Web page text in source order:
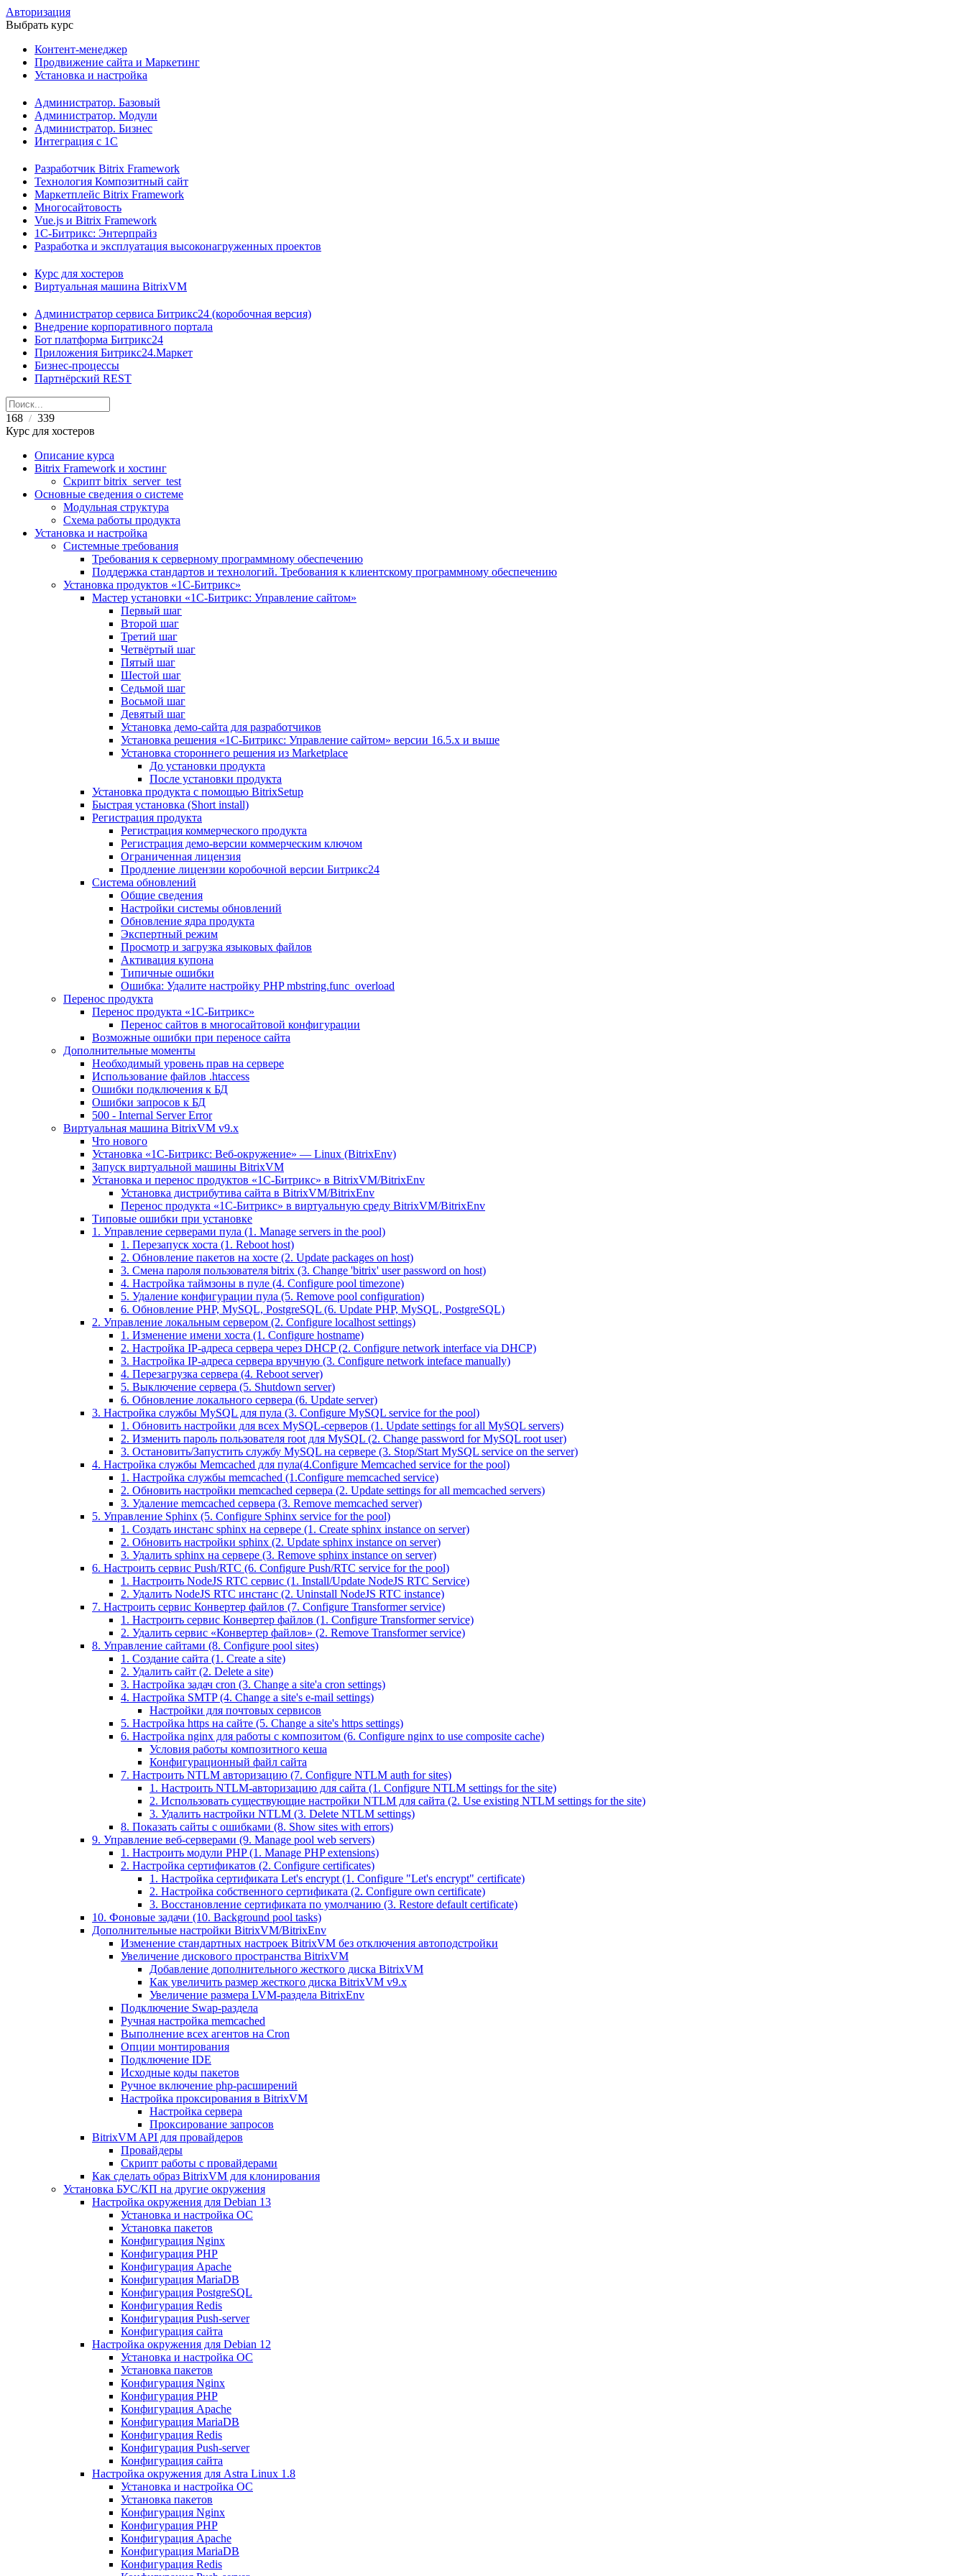
Авторизация
Выбрать курс
Контент-менеджер
Продвижение сайта и Маркетинг
Установка и настройка
Администратор. Базовый
Администратор. Модули
Администратор. Бизнес
Интеграция с 1С
Разработчик Bitrix Framework
Технология Композитный сайт
Маркетплейс Bitrix Framework
Многосайтовость
Vue.js и Bitrix Framework
1С-Битрикс: Энтерпрайз
Разработка и эксплуатация высоконагруженных проектов
Курс для хостеров
Виртуальная машина BitrixVM
Администратор сервиса Битрикс24 (коробочная версия)
Внедрение корпоративного портала
Бот платформа Битрикс24
Приложения Битрикс24.Маркет
Бизнес-процессы
Партнёрский REST
168 / 339
Курс для хостеров
Описание курса
Bitrix Framework и хостинг
Скрипт bitrix_server_test
Основные сведения о системе
Модульная структура
Схема работы продукта
Установка и настройка
Системные требования
Требования к серверному программному обеспечению
Поддержка стандартов и технологий. Требования к клиентскому программному обеспечению
Установка продуктов «1С-Битрикс»
Мастер установки «1C-Битрикс: Управление сайтом»
Первый шаг
Второй шаг
Третий шаг
Четвёртый шаг
Пятый шаг
Шестой шаг
Седьмой шаг
Восьмой шаг
Девятый шаг
Установка демо-сайта для разработчиков
Установка решения «1C-Битрикс: Управление сайтом» версии 16.5.х и выше
Установка стороннего решения из Marketplace
До установки продукта
После установки продукта
Установка продукта с помощью BitrixSetup
Быстрая установка (Short install)
Регистрация продукта
Регистрация коммерческого продукта
Регистрация демо-версии коммерческим ключом
Ограниченная лицензия
Продление лицензии коробочной версии Битрикс24
Система обновлений
Общие сведения
Настройки системы обновлений
Обновление ядра продукта
Экспертный режим
Просмотр и загрузка языковых файлов
Активация купона
Типичные ошибки
Ошибка: Удалите настройку PHP mbstring.func_overload
Перенос продукта
Перенос продукта «1C-Битрикс»
Перенос сайтов в многосайтовой конфигурации
Возможные ошибки при переносе сайта
Дополнительные моменты
Необходимый уровень прав на сервере
Использование файлов .htaccess
Ошибки подключения к БД
Ошибки запросов к БД
500 - Internal Server Error
Виртуальная машина BitrixVM v9.x
Что нового
Установка «1С-Битрикс: Веб-окружение» — Linux (BitrixEnv)
Запуск виртуальной машины BitrixVM
Установка и перенос продуктов «1С-Битрикс» в BitrixVM/BitrixEnv
Установка дистрибутива сайта в BitrixVM/BitrixEnv
Перенос продукта «1C-Битрикс» в виртуальную среду BitrixVM/BitrixEnv
Типовые ошибки при установке
1. Управление серверами пула (1. Manage servers in the pool)
1. Перезапуск хоста (1. Reboot host)
2. Обновление пакетов на хосте (2. Update packages on host)
3. Смена пароля пользователя bitrix (3. Change 'bitrix' user password on host)
4. Настройка таймзоны в пуле (4. Configure pool timezone)
5. Удаление конфигурации пула (5. Remove pool configuration)
6. Обновление PHP, MySQL, PostgreSQL (6. Update PHP, MySQL, PostgreSQL)
2. Управление локальным сервером (2. Configure localhost settings)
1. Изменение имени хоста (1. Configure hostname)
2. Настройка IP-адреса сервера через DHCP (2. Configure network interface via DHCP)
3. Настройка IP-адреса сервера вручную (3. Configure network inteface manually)
4. Перезагрузка сервера (4. Reboot server)
5. Выключение сервера (5. Shutdown server)
6. Обновление локального сервера (6. Update server)
3. Настройка службы MySQL для пула (3. Configure MySQL service for the pool)
1. Обновить настройки для всех MySQL-серверов (1. Update settings for all MySQL servers)
2. Изменить пароль пользователя root для MySQL (2. Change password for MySQL root user)
3. Остановить/Запустить службу MySQL на сервере (3. Stop/Start MySQL service on the server)
4. Настройка службы Memcached для пула(4.Configure Memcached service for the pool)
1. Настройка службы memcached (1.Configure memcached service)
2. Обновить настройки memcached сервера (2. Update settings for all memcached servers)
3. Удаление memcached сервера (3. Remove memcached server)
5. Управление Sphinx (5. Configure Sphinx service for the pool)
1. Создать инстанс sphinx на сервере (1. Create sphinx instance on server)
2. Обновить настройки sphinx (2. Update sphinx instance on server)
3. Удалить sphinx на сервере (3. Remove sphinx instance on server)
6. Настроить сервис Push/RTC (6. Configure Push/RTC service for the pool)
1. Настроить NodeJS RTC сервис (1. Install/Update NodeJS RTC Service)
2. Удалить NodeJS RTC инстанс (2. Uninstall NodeJS RTC instance)
7. Настроить сервис Конвертер файлов (7. Configure Transformer service)
1. Настроить сервис Конвертер файлов (1. Configure Transformer service)
2. Удалить сервис «Конвертер файлов» (2. Remove Transformer service)
8. Управление сайтами (8. Configure pool sites)
1. Создание сайта (1. Create a site)
2. Удалить сайт (2. Delete a site)
3. Настройка задач cron (3. Change a site'a cron settings)
4. Настройка SMTP (4. Change a site's e-mail settings)
Настройки для почтовых сервисов
5. Настройка https на сайте (5. Change a site's https settings)
6. Настройка nginx для работы с композитом (6. Configure nginx to use composite cache)
Условия работы композитного кеша
Конфигурационный файл сайта
7. Настроить NTLM авторизацию (7. Configure NTLM auth for sites)
1. Настроить NTLM-авторизацию для сайта (1. Configure NTLM settings for the site)
2. Использовать существующие настройки NTLM для сайта (2. Use existing NTLM settings for the site)
3. Удалить настройки NTLM (3. Delete NTLM settings)
8. Показать сайты с ошибками (8. Show sites with errors)
9. Управление веб-серверами (9. Manage pool web servers)
1. Настроить модули PHP (1. Manage PHP extensions)
2. Настройка сертификатов (2. Configure certificates)
1. Настройка сертификата Let's encrypt (1. Configure "Let's encrypt" certificate)
2. Настройка собственного сертификата (2. Configure own certificate)
3. Восстановление сертификата по умолчанию (3. Restore default certificate)
10. Фоновые задачи (10. Background pool tasks)
Дополнительные настройки BitrixVM/BitrixEnv
Изменение стандартных настроек BitrixVM без отключения автоподстройки
Увеличение дискового пространства BitrixVM
Добавление дополнительного жесткого диска BitrixVM
Как увеличить размер жесткого диска BitrixVM v9.x
Увеличение размера LVM-раздела BitrixEnv
Подключение Swap-раздела
Ручная настройка memcached
Выполнение всех агентов на Cron
Опции монтирования
Подключение IDE
Исходные коды пакетов
Ручное включение php-расширений
Настройка проксирования в BitrixVM
Настройка сервера
Проксирование запросов
BitrixVM API для провайдеров
Провайдеры
Скрипт работы с провайдерами
Как сделать образ BitrixVM для клонирования
Установка БУС/КП на другие окружения
Настройка окружения для Debian 13
Установка и настройка ОС
Установка пакетов
Конфигурация Nginx
Конфигурация PHP
Конфигурация Apache
Конфигурация MariaDB
Конфигурация PostgreSQL
Конфигурация Redis
Конфигурация Push-server
Конфигурация сайта
Настройка окружения для Debian 12
Установка и настройка ОС
Установка пакетов
Конфигурация Nginx
Конфигурация PHP
Конфигурация Apache
Конфигурация MariaDB
Конфигурация Redis
Конфигурация Push-server
Конфигурация сайта
Настройка окружения для Astra Linux 1.8
Установка и настройка ОС
Установка пакетов
Конфигурация Nginx
Конфигурация PHP
Конфигурация Apache
Конфигурация MariaDB
Конфигурация Redis